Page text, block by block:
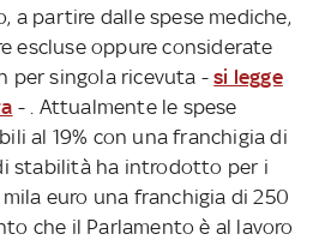
a partire dalle spese mediche,
escluse oppure considerate
per singola ricevuta -si legge
- . Attualmente le spese
al 19% con una franchigia di
di stabilità ha introdotto per i
euro una franchigia di 250
che il Parlamento è al lavoro